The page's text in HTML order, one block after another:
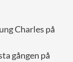
Charles på
gången på